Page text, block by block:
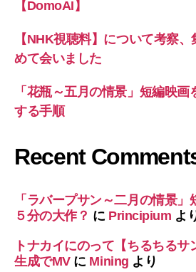
【DomoAI】
【NHK視聴料】について考察
めて会いました
「花瓶～五月の情景」短編映
する手順
Recent
「ラバープサン～二月の情景」
５分の大作？ に Principium よ
トナカイにのって【ちるちる
生成でMVに Mining より